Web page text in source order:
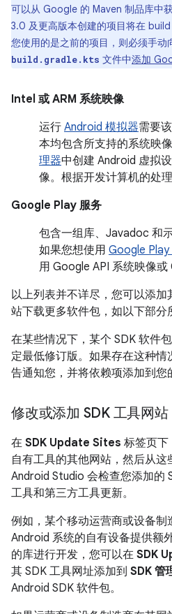
可以从 Google 的 Maven 制品库中
3.0 及更高版本创建的项目将在
您使用的是之前的项目，则必须手动
build.gradle.kts 文件中添加
Intel 或 ARM 系统映像
运行 Android 模拟器需要
本均包含所支持的系统映
理器中创建 Android 虚拟
像。根据开发计算机的处
Google Play 服务
包含一组库、Javadoc 和
如果您想使用 Google Play
用 Google API 系统映像或
以上列表并不详尽，您可以添加
站下载更多软件包，如以下部分
在某些情况下，某个 SDK 软件
定最低修订版。如果存在这种情
告通知您，并将依赖项添加到您
修改或添加 SDK 工具网站
在 SDK Update Sites 标签页下
自有工具的其他网站，然后从这
Android Studio 会检查您添加的
工具和第三方工具更新。
例如，某个移动运营商或设备制
Android 系统的自有设备提供额
的库进行开发，您可以在 SDK
其 SDK 工具网址添加到 SDK 管
Android SDK 软件包。